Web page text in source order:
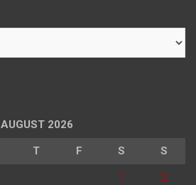
AUGUST 2026
T F S S
1 2